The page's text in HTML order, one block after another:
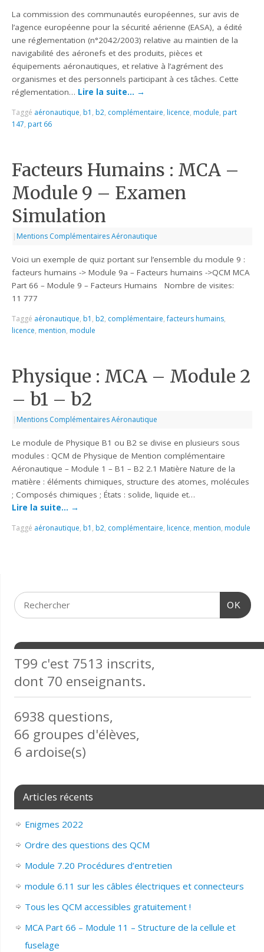
La commission des communautés européennes, sur avis de
l’agence européenne pour la sécurité aérienne (EASA), a édité
une réglementation (n°2042/2003) relative au maintien de la
navigabilité des aéronefs et des produits, pièces et
équipements aéronautiques, et relative à l’agrément des
organismes et des personnels participant à ces tâches. Cette
réglementation… Lire la suite… →
Taggé aéronautique, b1 , b2, complémentaire, licence, module, part
147, part 66
Facteurs Humains : MCA –
Module 9 – Examen
Simulation
| Mentions Complémentaires Aéronautique
Voici un exemple de quiz portant sur l’ensemble du module 9 :
facteurs humains -> Module 9a – Facteurs humains ->QCM MCA
Part 66 – Module 9 – Facteurs Humains Nombre de visites:
11 777
Taggé aéronautique, b1 , b2, complémentaire,facteurs humains,
licence, mention, module
Physique : MCA – Module 2
– b1 – b2
| Mentions Complémentaires Aéronautique
Le module de Physique B1 ou B2 se divise en plusieurs sous
modules : QCM de Physique de Mention complémentaire
Aéronautique – Module 1 – B1 – B2 2.1 Matière Nature de la
matière : éléments chimiques, structure des atomes, molécules
; Composés chimiques ; États : solide, liquide et…
Lire la suite… →
Taggé aéronautique, b1 , b2, complémentaire, licence, mention, module
OK
T99 c'est 7513 inscrits,
dont 70 enseignants.
6938 questions,
66 groupes d'élèves,
6 ardoise(s)
Articles récents
Enigmes 2022
Ordre des questions des QCM
Module 7.20 Procédures d’entretien
module 6.11 sur les câbles électriques et connecteurs
Tous les QCM accessibles gratuitement !
MCA Part 66 – Module 11 – Structure de la cellule et
fuselage